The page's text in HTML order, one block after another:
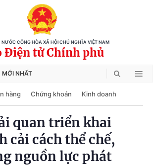
NƯỚC CỘNG HÒA XÃ HỘI CHỦ NGHĨA VIỆT NAM
Điện tử Chính phủ
MỚI NHẤT
hàng Chứng khoán Kinh doanh
quan triển khai
cải cách thể chế,
nguồn lực phát